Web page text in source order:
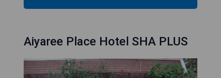
Aiyaree Place Hotel SHA PLUS